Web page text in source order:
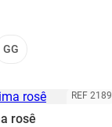
GG
REF 2189
rosê